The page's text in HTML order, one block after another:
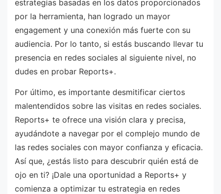
estrategias basadas en los datos proporcionados
por la herramienta, han logrado un mayor
engagement y una conexión más fuerte con su
audiencia. Por lo tanto, si estás buscando llevar tu
presencia en redes sociales al siguiente nivel, no
dudes en probar Reports+.
Por último, es importante desmitificar ciertos
malentendidos sobre las visitas en redes sociales.
Reports+ te ofrece una visión clara y precisa,
ayudándote a navegar por el complejo mundo de
las redes sociales con mayor confianza y eficacia.
Así que, ¿estás listo para descubrir quién está de
ojo en ti? ¡Dale una oportunidad a Reports+ y
comienza a optimizar tu estrategia en redes